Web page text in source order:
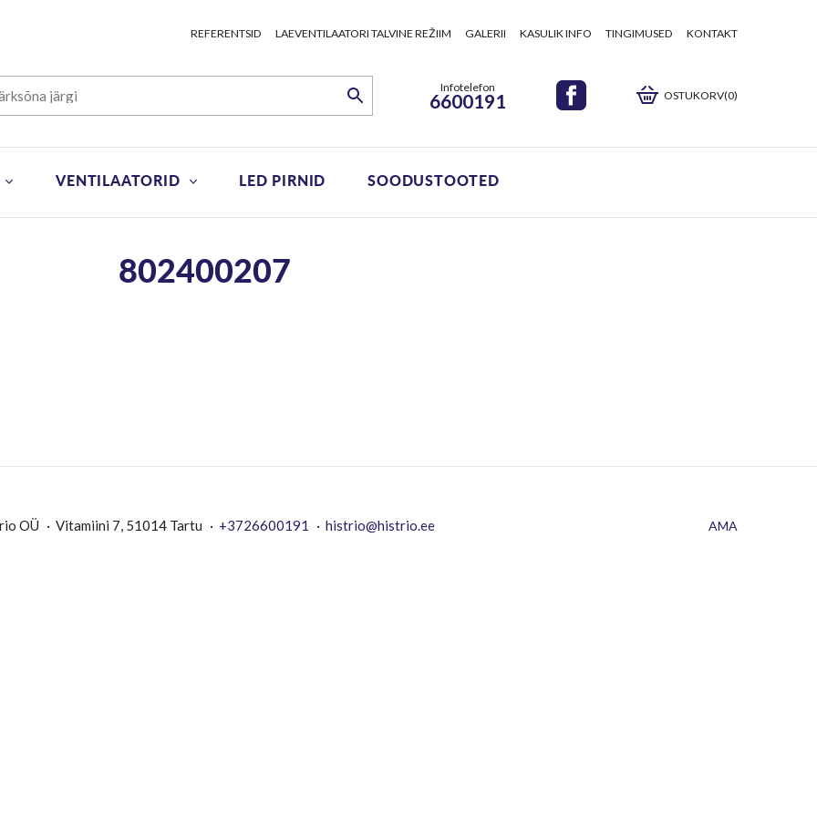
REFERENTSID LAEVENTILAATORI TALVINE REŽIIM GALERII KASULIK INFO TINGIMUSED KONTAKT
Infotelefon
6600191 OSTUKORV(0)
VENTILAATORID LED PIRNID SOODUSTOOTED
802400207
OÜ Vitamiini 7, 51014 Tartu +3726600191 histrio@histrio.ee AMA